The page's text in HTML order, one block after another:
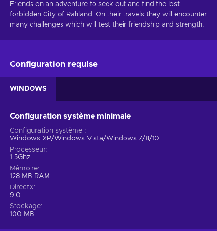
Friends on an adventure to seek out and find the lost
forbidden City of Rahland. On their travels they will encounter
many challenges which will test their friendship and strength.
Configuration requise
WINDOWS
Configuration système minimale
Configuration système
Windows XP/Windows Vista/Windows 7/8/10
Processeur
1.5Ghz
Mémoire
128 MB RAM
DirectX
9.0
Stockage
100 MB